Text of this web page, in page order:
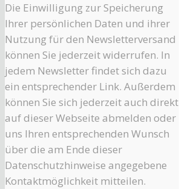
Die Einwilligung zur Speicherung
Ihrer persönlichen Daten und ihrer
Nutzung für den Newsletterversand
können Sie jederzeit widerrufen. In
jedem Newsletter findet sich dazu
ein entsprechender Link. Außerdem
können Sie sich jederzeit auch direkt
auf dieser Webseite abmelden oder
uns Ihren entsprechenden Wunsch
über die am Ende dieser
Datenschutzhinweise angegebene
Kontaktmöglichkeit mitteilen.